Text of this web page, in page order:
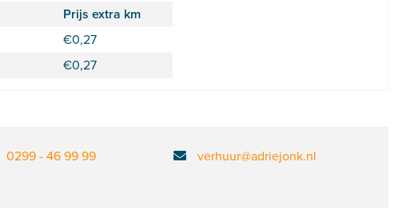
Prijs extra km
€0,27
€0,27
0299 - 46 99 99 verhuur@adriejonk.nl